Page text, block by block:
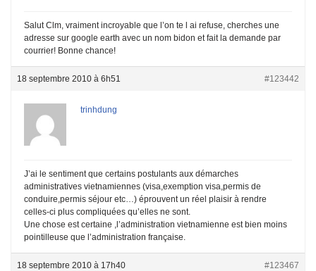
Salut Clm, vraiment incroyable que l’on te l ai refuse, cherches une
adresse sur google earth avec un nom bidon et fait la demande par
courrier! Bonne chance!
18 septembre 2010 à 6h51 #123442
trinhdung
J’ai le sentiment que certains postulants aux démarches
administratives vietnamiennes (visa,exemption visa,permis de
conduire,permis séjour etc…) éprouvent un réel plaisir à rendre
celles-ci plus compliquées qu’elles ne sont.
Une chose est certaine ,l’administration vietnamienne est bien moins
pointilleuse que l’administration française.
18 septembre 2010 à 17h40 #123467